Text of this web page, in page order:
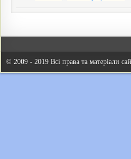
© 2009 - 2019 Всі права та матеріали